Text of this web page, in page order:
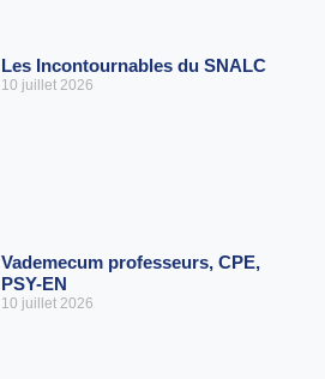
Les Incontournables du SNALC
10 juillet 2026
Vademecum professeurs, CPE,
PSY-EN
10 juillet 2026